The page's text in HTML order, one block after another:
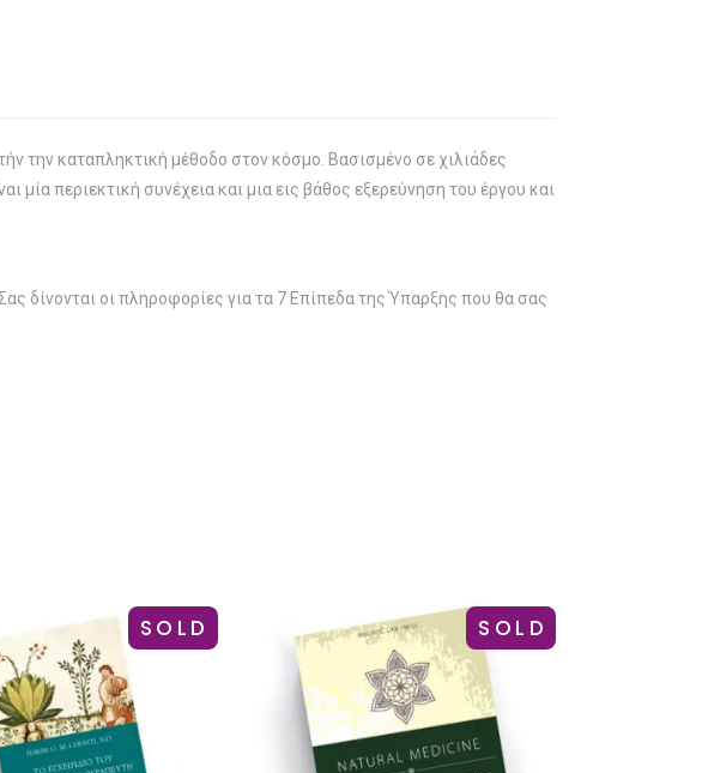
την καταπληκτική μέθοδο στον κόσμο. Βασισμένο σε χιλιάδες
μία περιεκτική συνέχεια και μια εις βάθος εξερεύνηση του έργου και
δίνονται οι πληροφορίες για τα 7 Επίπεδα της Ύπαρξης που θα σας
SOLD SOLD